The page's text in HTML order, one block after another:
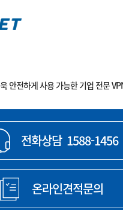
안전하게 사용 가능한 기업 전문
전화상담 1588-1456
온라인견적문의